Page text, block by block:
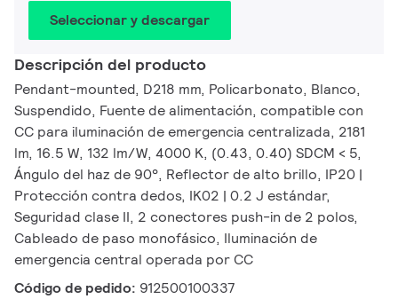
Seleccionar y descargar
Descripción del producto
Pendant-mounted, D218 mm, Policarbonato, Blanco,
Suspendido, Fuente de alimentación, compatible con
CC para iluminación de emergencia centralizada, 2181
lm, 16.5 W, 132 lm/W, 4000 K, (0.43, 0.40) SDCM < 5,
Ángulo del haz de 90°, Reflector de alto brillo, IP20 |
Protección contra dedos, IK02 | 0.2 J estándar,
Seguridad clase II, 2 conectores push-in de 2 polos,
Cableado de paso monofásico, Iluminación de
emergencia central operada por CC
Código de pedido: 912500100337